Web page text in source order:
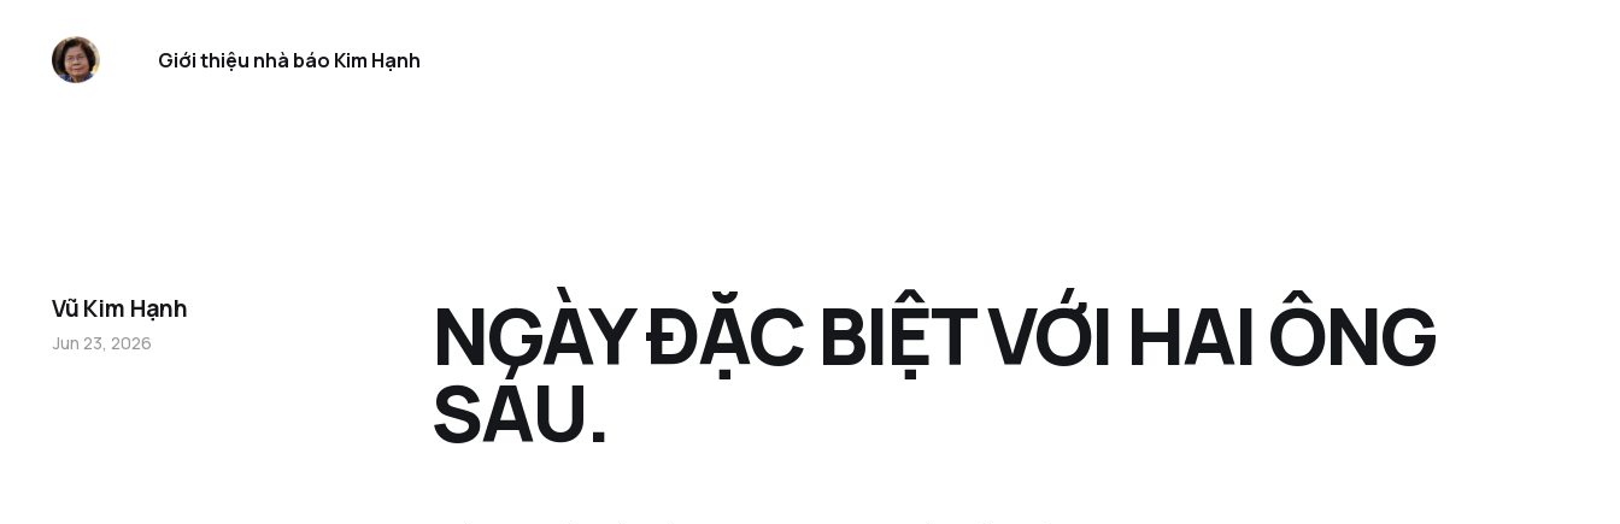
Giới thiệu nhà báo Kim Hạnh
NGÀY ĐẶC BIỆT VỚI HAI ÔNG
SÁU.
Vũ Kim Hạnh
Jun 23, 2026